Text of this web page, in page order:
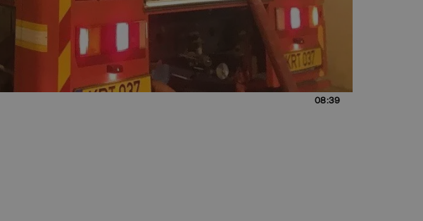
08:39